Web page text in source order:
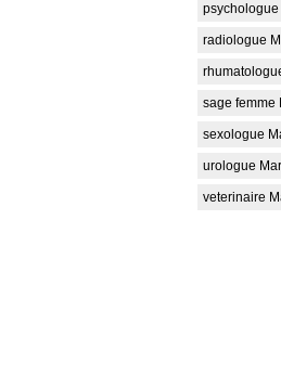
radiologue
sage femme
sexologue
urologue
veterinaire